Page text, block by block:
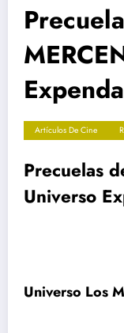
Artículos De Cine
Precuelas
Universo
Universo Los